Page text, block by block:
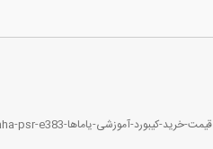
قیمت-خرید-کیبورد-آموزشی-یاماها-yamaha-psr-e383